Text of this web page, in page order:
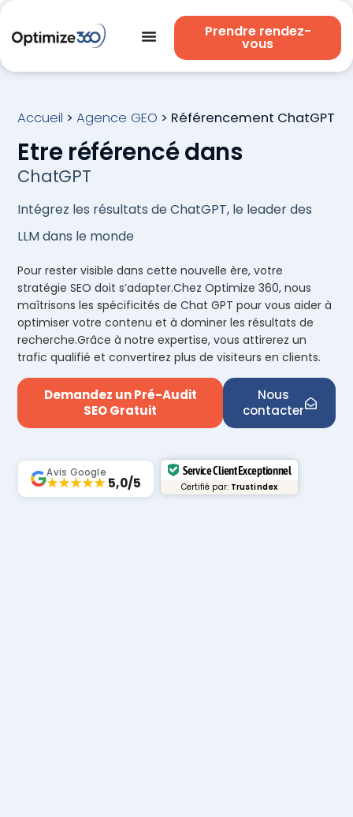
Prendre rendez-
vous
Accueil >Agence GEO > Référencement ChatGPT
Etre référencé dans
ChatGPT
Intégrez les résultats de ChatGPT, le leader des
LLM dans le monde
Pour rester visible dans cette nouvelle ère, votre
stratégie SEO doit s’adapter.Chez Optimize 360, nous
maîtrisons les spécificités de Chat GPT pour vous aider à
optimiser votre contenu et à dominer les résultats de
recherche.Grâce à notre expertise, vous attirerez un
trafic qualifié et convertirez plus de visiteurs en clients.
Demandez un Pré-Audit
SEO Gratuit
Nous
contacter
Avis Google
★★★★★5,0/5
Service Client Exceptionnel
Certifié par: Trustindex